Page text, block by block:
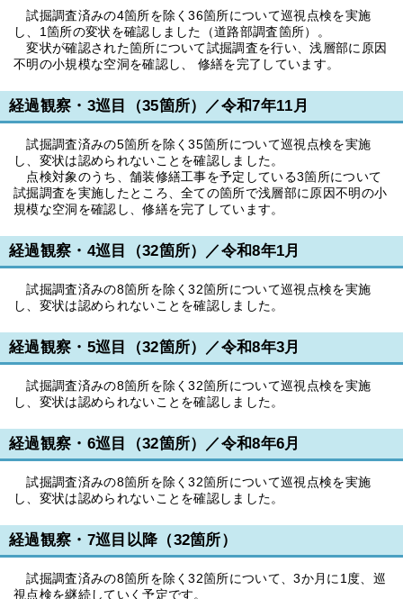
試掘調査済みの4箇所を除く36箇所について巡視点検を実施
し、1箇所の変状を確認しました（道路部調査箇所）。
変状が確認された箇所について試掘調査を行い、浅層部に原因
不明の小規模な空洞を確認し、 修繕を完了しています。
経過観察・3巡目（35箇所）／令和7年11月
試掘調査済みの5箇所を除く35箇所について巡視点検を実施
し、変状は認められないことを確認しました。
点検対象のうち、舗装修繕工事を予定している3箇所について
試掘調査を実施したところ、全ての箇所で浅層部に原因不明の小
規模な空洞を確認し、修繕を完了しています。
経過観察・4巡目（32箇所）／令和8年1月
試掘調査済みの8箇所を除く32箇所について巡視点検を実施
し、変状は認められないことを確認しました。
経過観察・5巡目（32箇所）／令和8年3月
試掘調査済みの8箇所を除く32箇所について巡視点検を実施
し、変状は認められないことを確認しました。
経過観察・6巡目（32箇所）／令和8年6月
試掘調査済みの8箇所を除く32箇所について巡視点検を実施
し、変状は認められないことを確認しました。
経過観察・7巡目以降（32箇所）
試掘調査済みの8箇所を除く32箇所について、3か月に1度、巡
視点検を継続していく予定です。